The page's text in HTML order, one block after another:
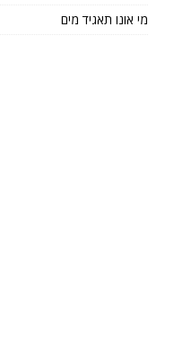
מי אונו תאגיד מים